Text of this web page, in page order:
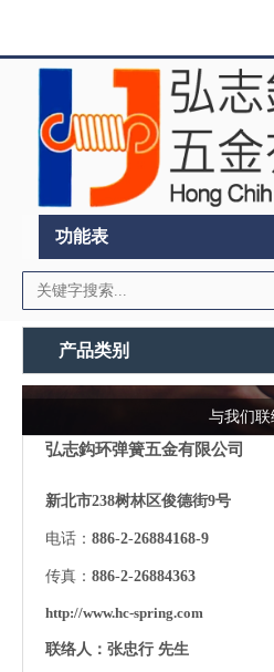
功能表
产品类别
与我们联
弘志鈎环弹簧五金有限公司
新北市238树林区俊德街9号
电话： 886-2-26884168-9
传真： 886-2-26884363
http://www.hc-spring.com
联络人：张忠行 先生